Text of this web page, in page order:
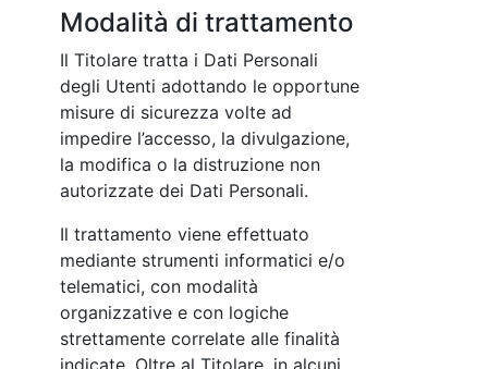
Modalità di trattamento
Il Titolare tratta i Dati Personali
degli Utenti adottando le opportune
misure di sicurezza volte ad
impedire l’accesso, la divulgazione,
la modifica o la distruzione non
autorizzate dei Dati Personali.
Il trattamento viene effettuato
mediante strumenti informatici e/o
telematici, con modalità
organizzative e con logiche
strettamente correlate alle finalità
indicate. Oltre al Titolare, in alcuni